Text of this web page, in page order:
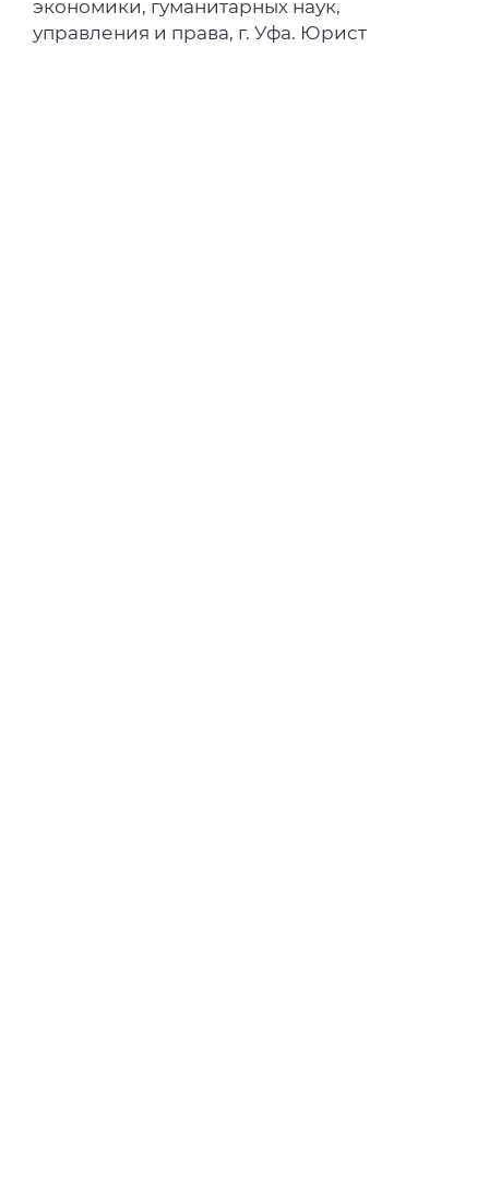
экономики, гуманитарных наук,
управления и права, г. Уфа. Юрист